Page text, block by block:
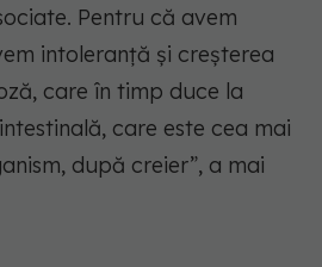
Pentru că avem
intoleranță și creșterea
care în timp duce la
care este cea mai
după creier”, a mai